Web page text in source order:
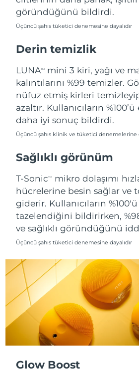
göründüğünü bildirdi.
Üçüncü şahıs tüketici denemesine dayalıdır
Derin temizlik
LUNATM
mini 3 kiri, yağı ve
kalıntılarını %99 temizler.
nüfuz etmiş kirleri
azaltır. Kullanıcıların
daha iyi sonuç bildirdi.
Üçüncü şahıs klinik ve tüketici denemelerine
Sağlıklı görünüm
T-SonicTM
mikro dolaşımı
hücrelerine besin sağlar ve
giderir. Kullanıcıların
tazelendiğini bildirirken,
ve sağlıklı göründüğünü
Üçüncü şahıs tüketici denemesine dayalıdır
Glow Boost
Filipinler
Porto Riko
Katar
Reunion
Romanya
Rusya
Suudi Arabistan
Singapur
Slovakya
Slovenya
Güney Afrika
Güney Kore
İspanya
İsveç